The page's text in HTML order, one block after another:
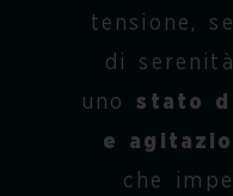
tensione,
di
unostato
e
che